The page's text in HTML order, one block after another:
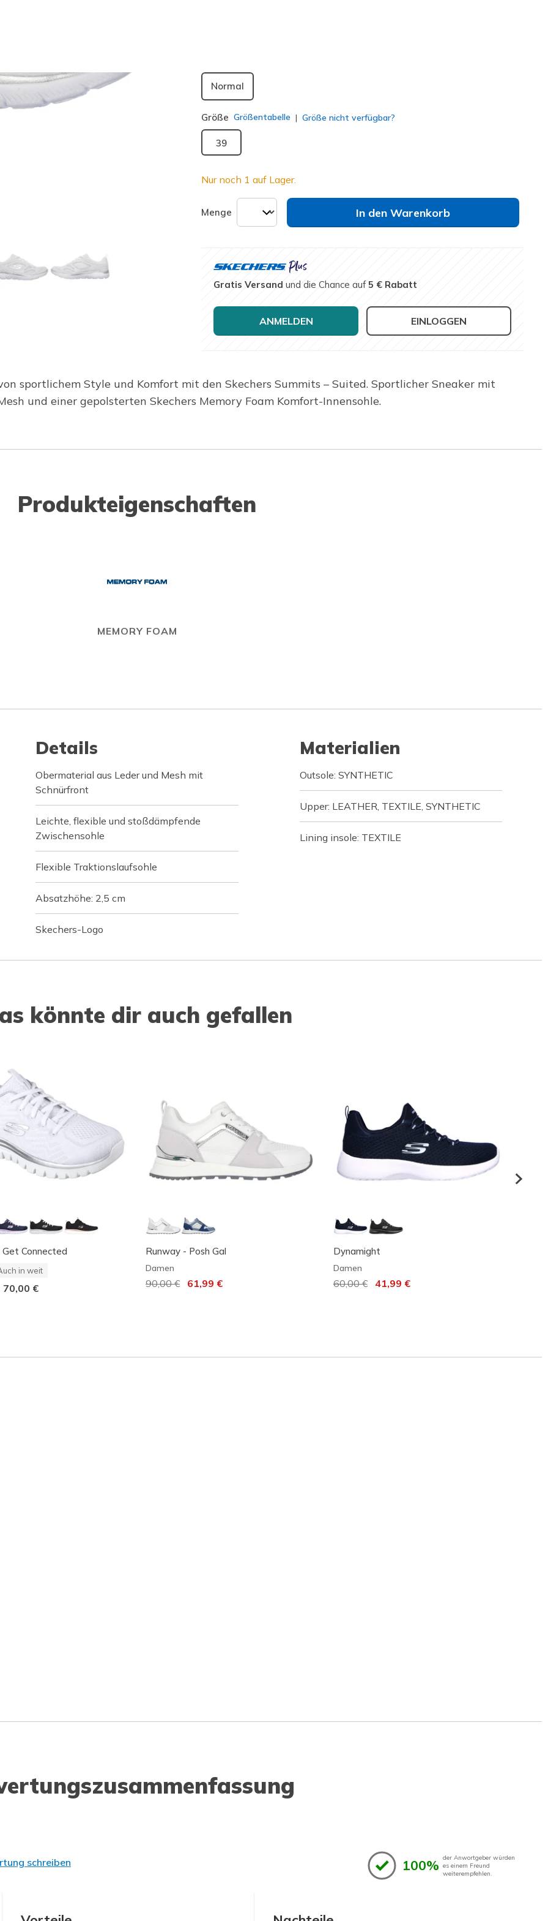
Normal
Größe Größentabelle Größe nicht verfügbar?
39
Nur noch 1 auf Lager.
Menge In den Warenkorb
Gratis Versand und die Chance auf5 € Rabatt
ANMELDEN EINLOGGEN
sportlichem Style und Komfort mit den Skechers Summits – Suited. Sportlicher Sneaker mit
und einer gepolsterten Skechers Memory Foam Komfort-Innensohle.
Produkteigenschaften
MEMORY FOAM
Details
Obermaterial aus Leder und Mesh mit
Schnürfront
Leichte, flexible und stoßdämpfende
Zwischensohle
Flexible Traktionslaufsohle
Absatzhöhe: 2,5 cm
Skechers-Logo
Materialien
Outsole: SYNTHETIC
Upper: LEATHER, TEXTILE, SYNTHETIC
Lining insole: TEXTILE
könnte dir auch gefallen
Connected
in weit
70,00 €
Runway - Posh Gal
Damen
Reduziert von
90,00 € auf
61,99 €
Dynamight
Damen
Reduziert von
60,00 €auf41,99 €
schreiben 100% der Anwortgeber würden
es einem Freund
weiterempfehlen.